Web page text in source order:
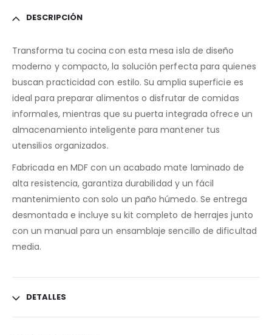
DESCRIPCIÓN
Transforma tu cocina con esta mesa isla de diseño
moderno y compacto, la solución perfecta para quienes
buscan practicidad con estilo. Su amplia superficie es
ideal para preparar alimentos o disfrutar de comidas
informales, mientras que su puerta integrada ofrece un
almacenamiento inteligente para mantener tus
utensilios organizados.
Fabricada en MDF con un acabado mate laminado de
alta resistencia, garantiza durabilidad y un fácil
mantenimiento con solo un paño húmedo. Se entrega
desmontada e incluye su kit completo de herrajes junto
con un manual para un ensamblaje sencillo de dificultad
media.
DETALLES